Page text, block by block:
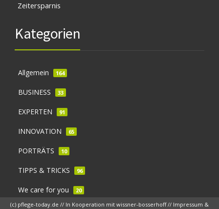
Zeitersparnis
Kategorien
Allgemein 164
BUSINESS 33
EXPERTEN 91
INNOVATION 65
PORTRÄTS 10
TIPPS & TRICKS 96
We care for you
20
(c) pflege-today.de // In Kooperation mit wissner-bosserhoff// Impressum &